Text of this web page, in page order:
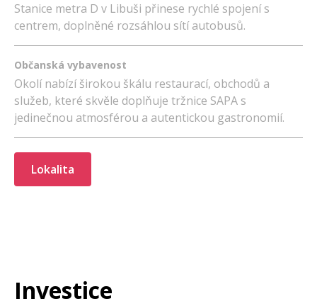
Stanice metra D v Libuši přinese rychlé spojení s
centrem, doplněné rozsáhlou sítí autobusů.
Občanská vybavenost
Okolí nabízí širokou škálu restaurací, obchodů a
služeb, které skvěle doplňuje tržnice SAPA s
jedinečnou atmosférou a autentickou gastronomií.
Lokalita
Investice